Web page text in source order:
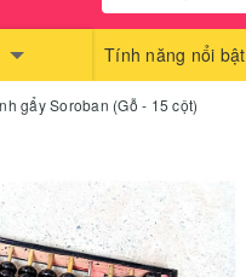
Tính năng nổi bật
gẩy Soroban (Gỗ - 15 cột)